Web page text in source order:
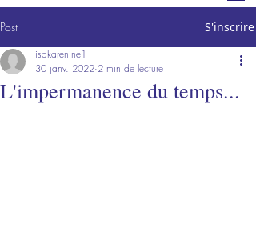
Post S'inscrire
L'impermanence du temps...
isakarenine1
30 janv. 2022 2 min de lecture